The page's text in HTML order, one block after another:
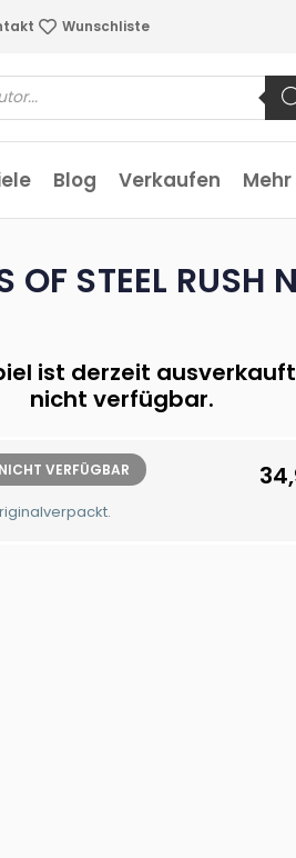
Wunschliste
Blog Verkaufen Mehr
OF STEEL RUSH N
ist derzeit
nicht verfügbar.
NICHT VERFÜGBAR